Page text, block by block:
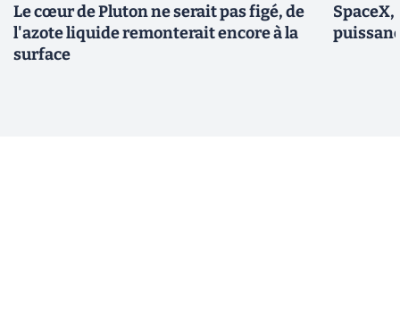
Le cœur de Pluton ne serait pas figé, de
l'azote liquide remonterait encore à la
surface
SpaceX,